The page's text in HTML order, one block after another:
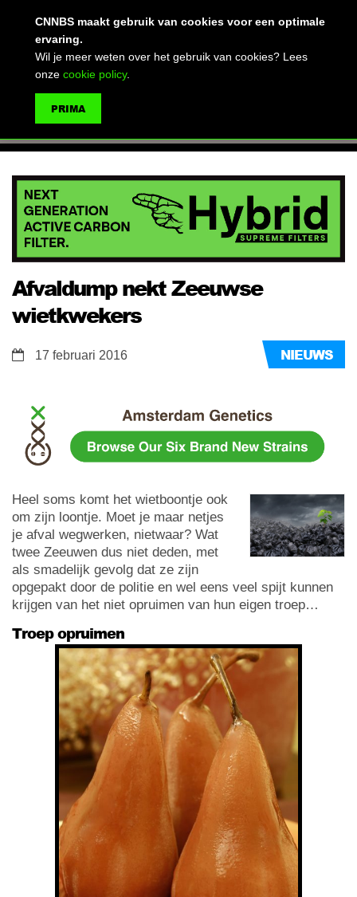
Afvaldump nekt Zeeuwse
wietkwekers
NIEUWS
17 februari 2016
Heel soms komt het wietboontje ook
om zijn loontje. Moet je maar netjes
je afval wegwerken, nietwaar? Wat
twee Zeeuwen dus niet deden, met
als smadelijk gevolg dat ze zijn
opgepakt door de politie en wel eens veel spijt kunnen
krijgen van het niet opruimen van hun eigen troep…
Troep opruimen
CNNBS maakt gebruik van cookies voor een optimale
ervaring.
Wil je meer weten over het gebruik van cookies? Lees
onze cookie policy.
PRIMA